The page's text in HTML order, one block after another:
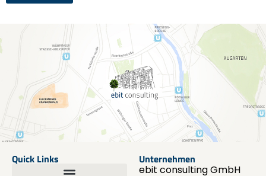
Quick Links Unternehmen
ebit consulting GmbH